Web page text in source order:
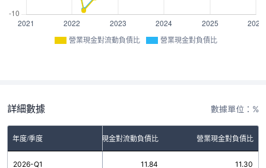
營業現金對流動負債比 營業現金對負債比
詳細數據 數據單位：%
年度/季度 營業現金對流動負債比 營業現金對負債比
2026-Q1 11.84 11.30